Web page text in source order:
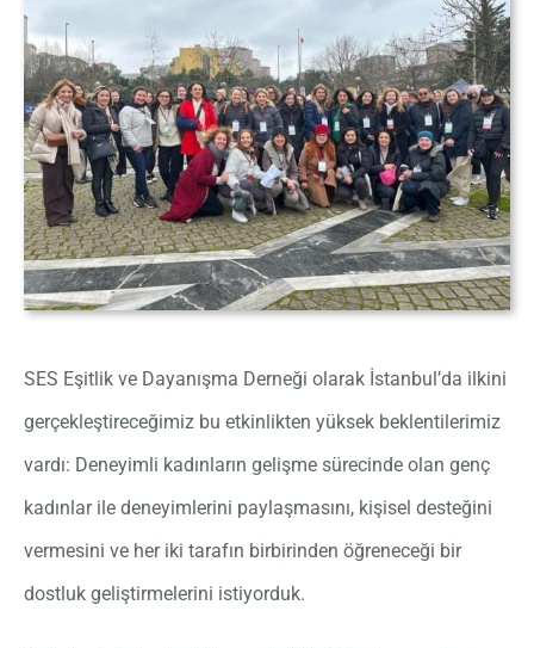
SES Eşitlik ve Dayanışma Derneği olarak İstanbul’da ilkini
gerçekleştireceğimiz bu etkinlikten yüksek beklentilerimiz
vardı: Deneyimli kadınların gelişme sürecinde olan genç
kadınlar ile deneyimlerini paylaşmasını, kişisel desteğini
vermesini ve her iki tarafın birbirinden öğreneceği bir
dostluk geliştirmelerini istiyorduk.